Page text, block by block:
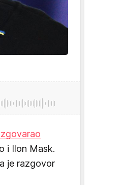
i Ilon Mask.
je razgovor